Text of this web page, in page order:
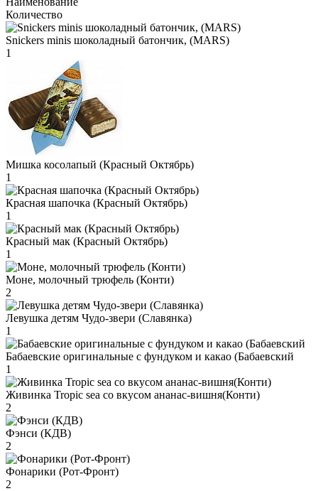
Количество
Snickers minis шоколадный батончик, (MARS)
1
Мишка косолапый (Красный Октябрь)
1
Красная шапочка (Красный Октябрь)
1
Красный мак (Красный Октябрь)
1
Моне, молочный трюфель (Конти)
2
Левушка детям Чудо-звери (Славянка)
1
Бабаевские оригинальные с фундуком и какао (Бабаевский
1
Живинка Tropic sea со вкусом ананас-вишня(Конти)
2
Фэнси (КДВ)
2
Фонарики (Рот-Фронт)
2